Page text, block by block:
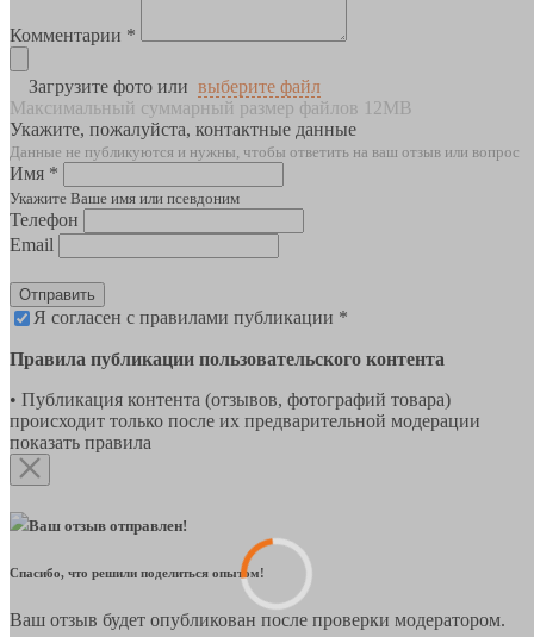
Комментарии *
Загрузите фото или выберите файл
Максимальный суммарный размер файлов 12MB
Укажите, пожалуйста, контактные данные
Данные не публикуются и нужны, чтобы ответить на ваш отзыв или вопрос
Имя *
Укажите Ваше имя или псевдоним
Телефон
Email
Отправить
Я согласен с правилами публикации *
Правила публикации пользовательского контента
• Публикация контента (отзывов, фотографий товара)
происходит только после их предварительной модерации
показать правила
Ваш отзыв отправлен!
Спасибо, что решили поделиться опытом!
Ваш отзыв будет опубликован после проверки модератором.